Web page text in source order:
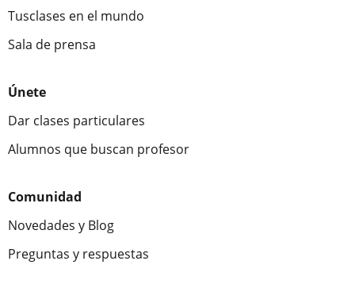
Tusclases en el mundo
Sala de prensa
Únete
Dar clases particulares
Alumnos que buscan profesor
Comunidad
Novedades y Blog
Preguntas y respuestas